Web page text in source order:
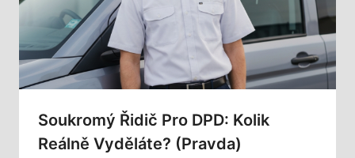
Soukromý Řidič Pro DPD: Kolik
Reálně Vyděláte? (Pravda)